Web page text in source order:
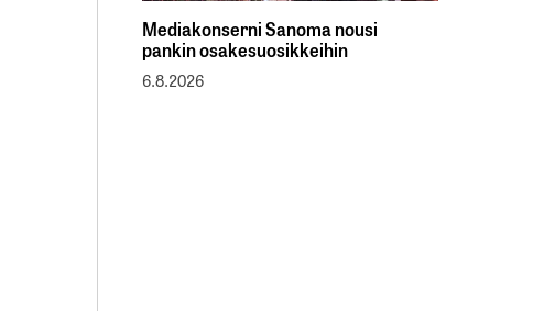
Mediakonserni Sanoma nousi
pankin osakesuosikkeihin
6.8.2026